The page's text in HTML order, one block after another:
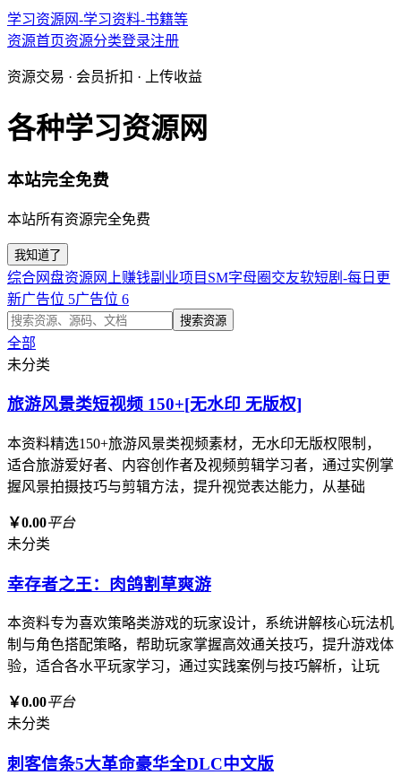
学习资源网-学习资料-书籍等
资源首页资源分类登录注册
资源交易 · 会员折扣 · 上传收益
各种学习资源网
本站完全免费
本站所有资源完全免费
我知道了
综合网盘资源 网上赚钱副业项目 SM字母圈交友软短剧-每日更
新广告位 5广告位 6
搜索资源
全部
未分类
旅游风景类短视频 150+[无水印 无版权]
本资料精选150+旅游风景类视频素材，无水印无版权限制，
适合旅游爱好者、内容创作者及视频剪辑学习者，通过实例掌
握风景拍摄技巧与剪辑方法，提升视觉表达能力，从基础
￥0.00平台
未分类
幸存者之王：肉鸽割草爽游
本资料专为喜欢策略类游戏的玩家设计，系统讲解核心玩法机
制与角色搭配策略，帮助玩家掌握高效通关技巧，提升游戏体
验，适合各水平玩家学习，通过实践案例与技巧解析，让玩
￥0.00平台
未分类
刺客信条5大革命豪华全DLC中文版